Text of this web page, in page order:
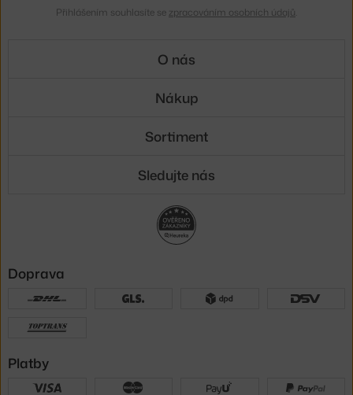
Přihlášením souhlasíte se zpracováním osobních údajů
O nás
Nákup
Sortiment
Sledujte nás
Doprava
Platby